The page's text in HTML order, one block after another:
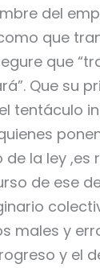
del
que
que
Que su
tentáculo
la ley ,es
de ese
males y
y el